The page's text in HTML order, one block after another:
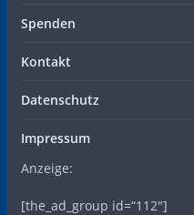
Spenden
Kontakt
Datenschutz
Impressum
Anzeige:
[the_ad_group id=“112″]